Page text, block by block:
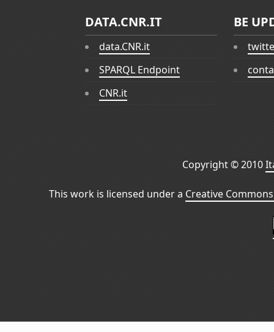
DATA.CNR.IT
data.CNR.it
SPARQL Endpoint
CNR.it
BE
Copyright © 2010
This work is licensed under a Creative